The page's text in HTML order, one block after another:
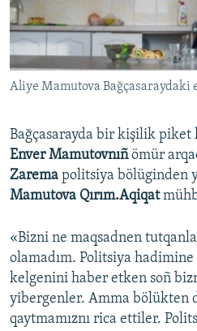
Українською
QOŞULIÑIZ!
RFE/RS bütün saytları
Aliye Mamutova Bağçasaraydaki
Bağçasarayda bir kişilik
Enver Mamutovnıñömür
Zarema politsiya bölüginden
Mamutova Qırım.Aqiqat
«Bizni ne maqsadnen
olamadım. Politsiya
kelgenini haber etken soñ
yibergenler. Amma bölükten
qaytmamıznı rica ettiler.